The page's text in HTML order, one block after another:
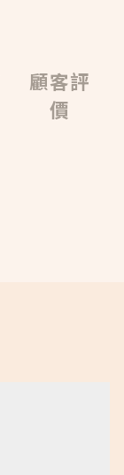
顧客評
價